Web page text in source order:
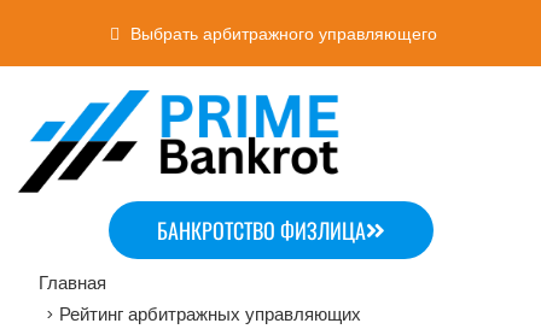
Выбрать арбитражного управляющего
БАНКРОТСТВО ФИЗЛИЦА
Главная
> Рейтинг арбитражных управляющих